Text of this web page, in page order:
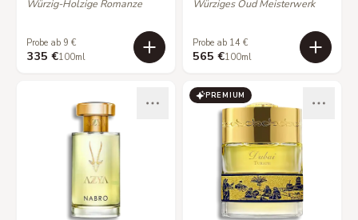
Würzig-Holzige Romanze
Probe ab 9 €
335 €100ml
Würziges Oud Meisterwerk
Probe ab 14 €
565 €100ml
PREMIUM